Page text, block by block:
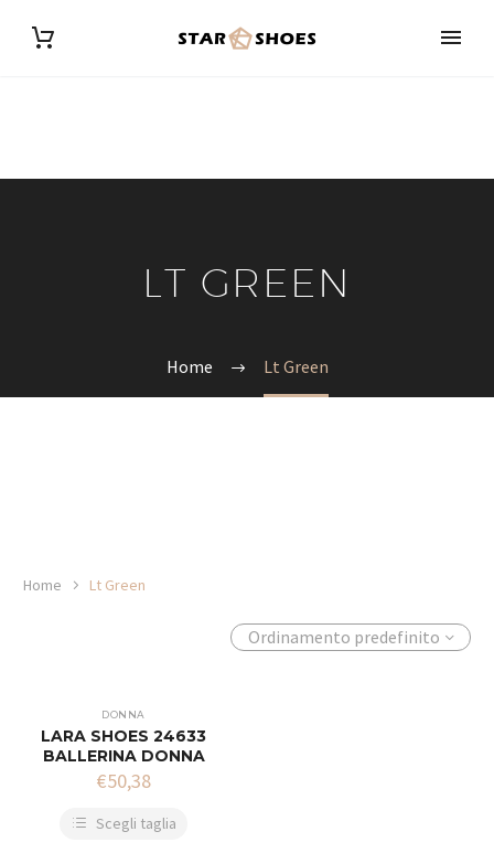
LT GREEN
Home Lt Green
Home Lt Green
Ordinamento predefinito
DONNA
LARA SHOES 24633
BALLERINA DONNA
€50,38
Scegli taglia